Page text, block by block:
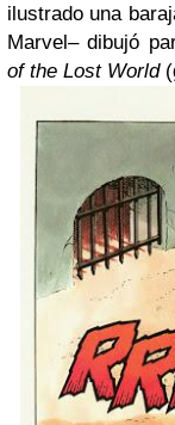
ilustrado una
Marvel– dibujó
of the Lost World